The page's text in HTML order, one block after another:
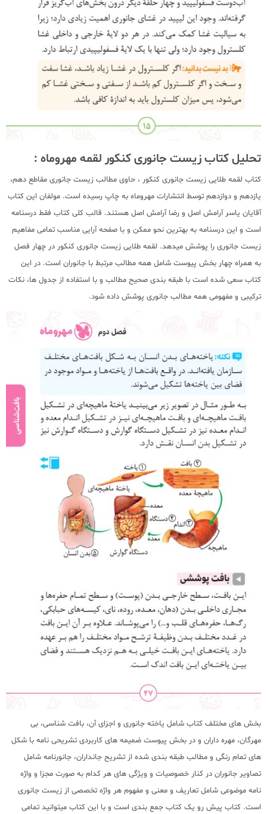
تحلیل کتاب زیست جانوری کنکور لقمه مهروماه :
کتاب لقمه طلایی زیست جانوری کنکور ، حاوی مطالب زیست جانوری مقاطع دهم،
یازدهم و دوازدهم توسط انتشارات مهروماه به چاپ رسیده است. مولفان این کتاب
آقایان یاسر آرامش اصل و رضا آرامش اصل هستند. قالب کلی کتاب فقط درسنامه
است و این درسنامه به بهترین نحو ممکن و با صفحه آرایی مناسب تمامی مفاهیم
زیست جانوری را پوشش میدهد. لقمه طلایی زیست جانوری کنکور در چهار فصل
به همراه چهار بخش پیوست شامل همه مطالب مرتبط با جانوران است. در این
کتاب سعی شده است با طبقه بندی صحیح مطالب و با استفاده از جدول ها، نکات
ترکیبی و مفهومی همه مطالب جانوری پوشش داده شود.
بخش های مختلف کتاب شامل یاخته جانوری و اجزای آن، بافت شناسی، بی
مهرگان، مهره داران و در بخش پیوست ضمیمه های کاربردی تشریحی نامه با شکل
های تمام رنگی و مطالب طبقه بندی شده از تشریح جانداران، جانورنامه شامل
تصاویر جانوران در کنار خصوصیات و ویژگی های هر کدام به صورت مجزا و واژه
نامه موضوعی شامل تعاریف و معنی و مفهوم هر واژه تخصصی از زیست جانوری
است. کتاب پیش رو یک کتاب جمع بندی است و با این کتاب میتوانید تمامی